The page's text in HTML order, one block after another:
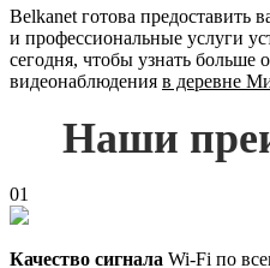
Belkanet готова предоставить
и профессиональные услуги
сегодня, чтобы узнать больше
видеонаблюдения в деревне
Наши
01
Качество сигнала Wi-Fi по